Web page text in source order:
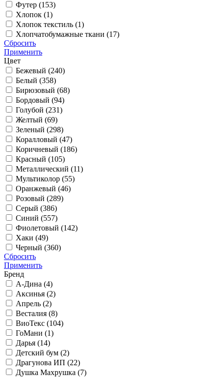
Футер (153)
Хлопок (1)
Хлопок текстиль (1)
Хлопчатобумажные ткани (17)
Сбросить
Применить
Цвет
Бежевый (240)
Белый (358)
Бирюзовый (68)
Бордовый (94)
Голубой (231)
Желтый (69)
Зеленый (298)
Коралловый (47)
Коричневый (186)
Красный (105)
Металлический (11)
Мультиколор (55)
Оранжевый (46)
Розовый (289)
Серый (386)
Синий (557)
Фиолетовый (142)
Хаки (49)
Черный (360)
Сбросить
Применить
Бренд
А-Дина (4)
Аксинья (2)
Апрель (2)
Весталия (8)
ВиоТекс (104)
ГоМани (1)
Дарья (14)
Детский бум (2)
Драгунова ИП (22)
Душка Махрушка (7)